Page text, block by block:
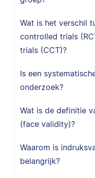
Wat is het verschil
controlled trials
trials (CCT)?
Is een
onderzoek?
Wat is de definitie
(face validity)?
Waarom is
belangrijk?